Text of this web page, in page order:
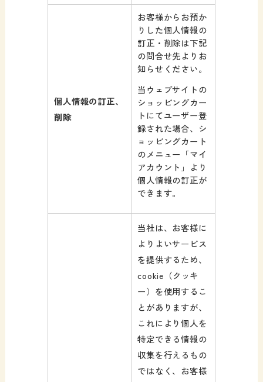
個人情報の訂正、
削除
お客様からお預か
りした個人情報の
訂正・削除は下記
の問合せ先よりお
知らせください。
当ウェブサイトの
ショッピングカー
トにてユーザー登
録された場合、シ
ョッピングカート
のメニュー「マイ
アカウント」より
個人情報の訂正が
できます。
当社は、お客様に
よりよいサービス
を提供するため、
cookie（クッキ
ー）を使用するこ
とがありますが、
これにより個人を
特定できる情報の
収集を行えるもの
ではなく、お客様